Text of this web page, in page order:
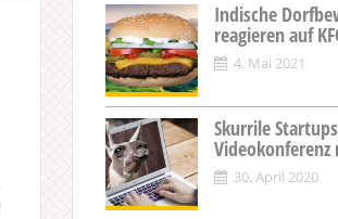
Indische
reagieren auf
4. Mai 2021
Skurrile
Videokonferenz
30. April 2020